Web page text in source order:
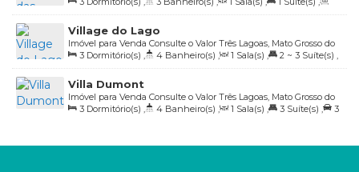
Brasil
Total: 355.93m² , 2 Vaga(s) , Útil: 185.27m²
Village do Lago
Consulte o Valor
Imóvel para Venda
Três Lagoas, Mato Grosso do
Sul, Brasil
3 Dormitório(s) , 4 Banheiro(s) , 1 Sala(s) , 2 ~ 3 Suíte(s) ,
Total: 360.00m² , 2 Vaga(s) , Útil: 208.00m²
Villa Dumont
Consulte o Valor
Imóvel para Venda
Três Lagoas, Mato Grosso do
Sul, Brasil
3 Dormitório(s) , 4 Banheiro(s) , 1 Sala(s) , 3 Suíte(s) ,
3